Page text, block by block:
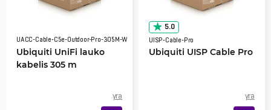
UACC-Cable-C5e-Outdoor-Pro-305M-W
Ubiquiti UniFi lauko
kabelis 305 m
yra
5.0
UISP-Cable-Pro
Ubiquiti UISP Cable Pro
yra